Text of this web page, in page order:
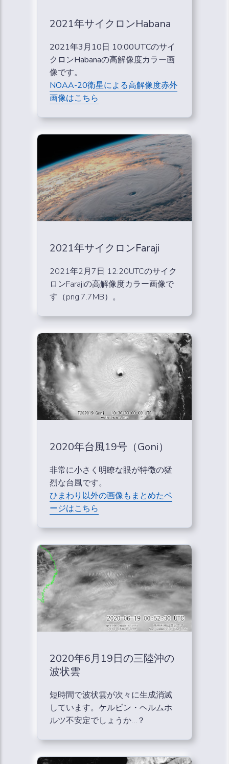
2021年サイクロンHabana
2021年3月10日 10:00UTCのサイ
クロンHabanaの高解像度カラー画
像です。
NOAA-20衛星による高解像度赤外
画像はこちら
2021年サイクロンFaraji
2021年2月7日 12:20UTCのサイク
ロンFarajiの高解像度カラー画像で
す（png:7.7MB）。
2020年台風19号（Goni）
非常に小さく明瞭な眼が特徴の猛
烈な台風です。
ひまわり以外の画像もまとめたペ
ージはこちら
2020年6月19日の三陸沖の
波状雲
短時間で波状雲が次々に生成消滅
しています。ケルビン・ヘルムホ
ルツ不安定でしょうか…？